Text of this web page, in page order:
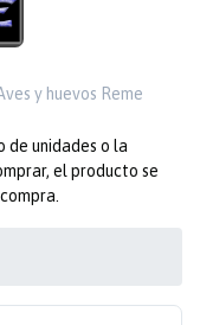
y huevos Reme
de unidades o la
el producto se